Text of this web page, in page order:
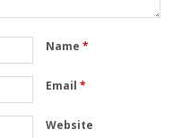
Name *
Email *
Website